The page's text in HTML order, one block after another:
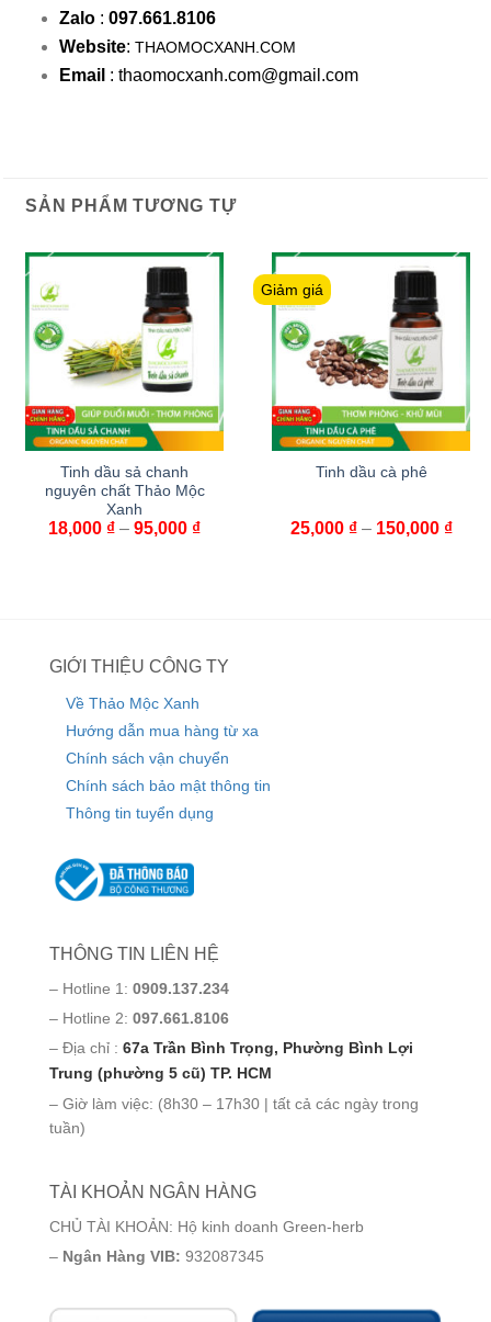
Zalo : 097.661.8106
Website: THAOMOCXANH.COM
Email : thaomocxanh.com@gmail.com
SẢN PHẨM TƯƠNG TỰ
Tinh dầu sả chanh
nguyên chất Thảo Mộc
Xanh
18,000 ₫ – 95,000 ₫
Giảm giá
Tinh dầu cà phê
25,000 ₫– 150,000 ₫
GIỚI THIỆU CÔNG TY
Về Thảo Mộc Xanh
Hướng dẫn mua hàng từ xa
Chính sách vận chuyển
Chính sách bảo mật thông tin
Thông tin tuyển dụng
THÔNG TIN LIÊN HỆ
– Hotline 1: 0909.137.234
– Hotline 2: 097.661.8106
– Địa chỉ : 67a Trần Bình Trọng, Phường Bình Lợi
Trung (phường 5 cũ) TP. HCM
– Giờ làm việc: (8h30 – 17h30 | tất cả các ngày trong
tuần)
TÀI KHOẢN NGÂN HÀNG
CHỦ TÀI KHOẢN: Hộ kinh doanh Green-herb
– Ngân Hàng VIB: 932087345